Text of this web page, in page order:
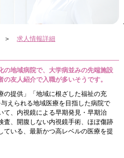
＞ 求人情報詳細
の地域病院で、大学病並みの先端施設
友人紹介で入職が多いそうです。
の提供」「地域に根ざした福祉の充
えられる地域医療を目指した病院で
て、内視鏡による早期発見・早期治
査、開腹しない内視鏡手術、ほぼ傷跡
ている、最新かつ高レベルの医療を提